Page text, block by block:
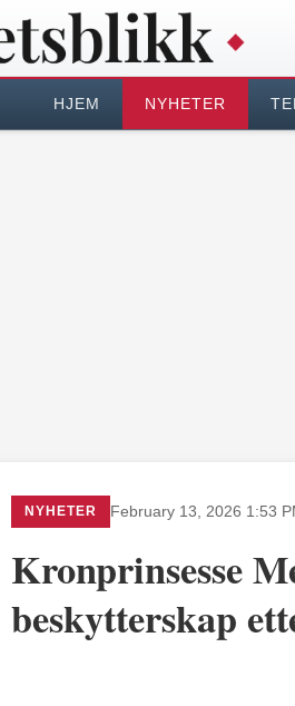
HJEM NYHETER
NYHETER February 13, 2026 1:53
Kronprinsesse
beskytterskap